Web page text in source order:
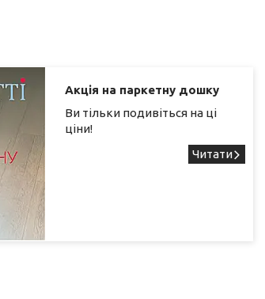
Акція на паркетну дошку
Ви тільки подивіться на ці
ціни!